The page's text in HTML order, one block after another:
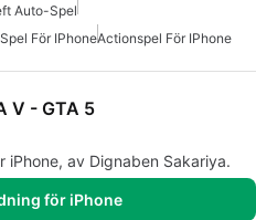
Auto-Spel
För IPhoneActionspel För IPhone
V - GTA 5
iPhone, av Dignaben Sakariya.
för iPhone